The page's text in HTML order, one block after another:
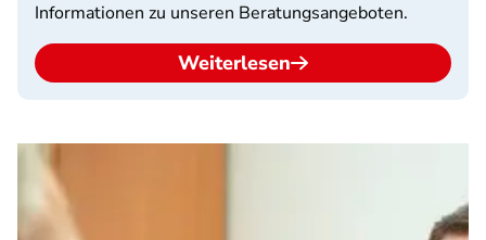
Informationen zu unseren Beratungsangeboten.
Weiterlesen